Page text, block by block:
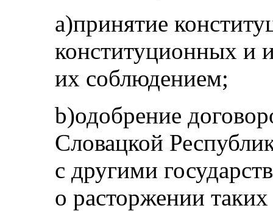
а)принятие
конституционных и
их соблюдением;
b)одобрение
Словацкой
с другими
о расторжении